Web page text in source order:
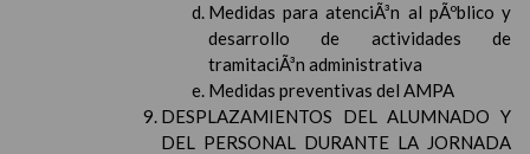
Medidas para atenciÃ³n al pÃºblico y
desarrollo de actividades de
tramitaciÃ³n administrativa
Medidas preventivas del AMPA
DESPLAZAMIENTOS DEL ALUMNADO Y
DEL PERSONAL DURANTE LA JORNADA